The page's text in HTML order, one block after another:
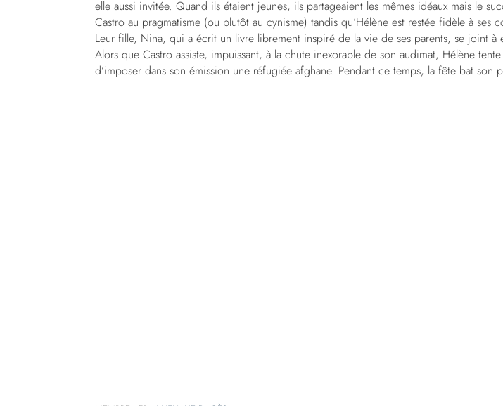
elle aussi invitée. Quand ils étaient jeunes, ils partageaient les mêmes idéaux mais le
Castro au pragmatisme (ou plutôt au cynisme) tandis qu’Hélène est restée fidèle à ses
Leur fille, Nina, qui a écrit un livre librement inspiré de la vie de ses parents, se joint à
Alors que Castro assiste, impuissant, à la chute inexorable de son audimat, Hélène
d’imposer dans son émission une réfugiée afghane. Pendant ce temps, la fête bat son